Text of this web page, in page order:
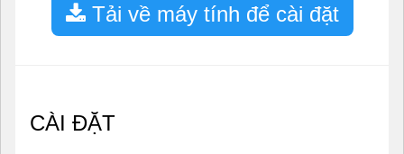
Tải về máy tính để cài đặt
CÀI ĐẶT